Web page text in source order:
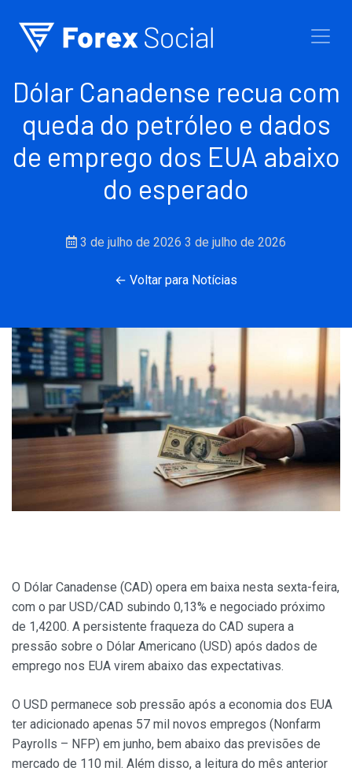
Dólar Canadense recua com
queda do petróleo e dados
de emprego dos EUA abaixo
do esperado
3 de julho de 2026 3 de julho de 2026
← Voltar para Notícias
O Dólar Canadense (CAD) opera em baixa nesta sexta-feira,
com o par USD/CAD subindo 0,13% e negociado próximo
de 1,4200. A persistente fraqueza do CAD supera a
pressão sobre o Dólar Americano (USD) após dados de
emprego nos EUA virem abaixo das expectativas.
O USD permanece sob pressão após a economia dos EUA
ter adicionado apenas 57 mil novos empregos (Nonfarm
Payrolls – NFP) em junho, bem abaixo das previsões de
mercado de 110 mil. Além disso, a leitura do mês anterior